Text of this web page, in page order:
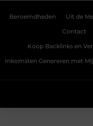
Beroemdheden Uit de
Contact
Koop Backlinks en
Inkomsten Genereren met